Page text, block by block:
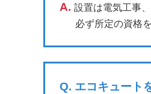
A. 設置は電気工事
必ず所定の資格
Q. エコキュート